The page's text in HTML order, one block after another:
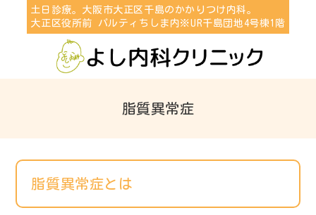
土日診療。大阪市大正区千島のかかりつけ内科。
大正区役所前 パルティちしま内※UR千島団地4号棟1階
脂質異常症
脂質異常症とは